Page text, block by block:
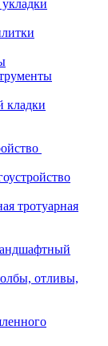
кладки
тротуарная
отливы,